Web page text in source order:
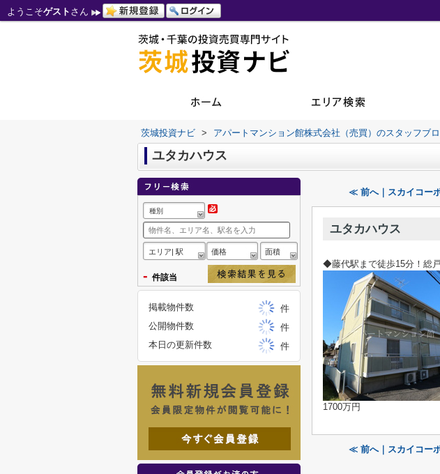
ようこそゲスト さん
茨城投資ナビ > アパートマンション館株式会社（売買）のスタッフブ
ユタカハウス
≪ 前へ｜スカイコー
ユタカハウス
◆藤代駅まで徒歩15分！総
1700万円
≪ 前へ｜スカイコー
種別
エリア| 駅 価格 面積
- 件該当
掲載物件数
件
公開物件数
件
本日の更新件数
件